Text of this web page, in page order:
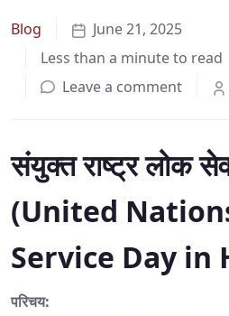
Blog
June 21, 2025
Less than a minute to read
Leave a comment
संयुक्त राष्ट्र लोक
(United
Service Day in
परिचय: